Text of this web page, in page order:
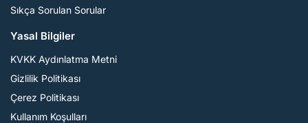
Sıkça Sorulan Sorular
Yasal Bilgiler
KVKK Aydınlatma Metni
Gizlilik Politikası
Çerez Politikası
Kullanım Koşulları